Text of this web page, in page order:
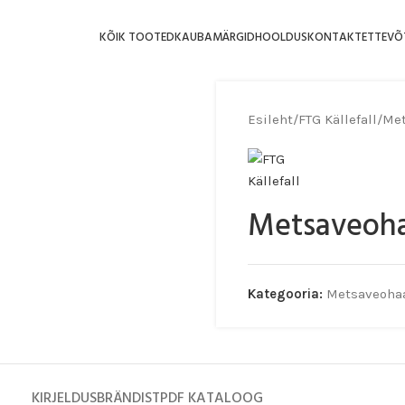
KÕIK TOOTEDKAUBAMÄRGIDHOOLDUSKONTAKT
Esileht/FTG Källefall/
Kategooria:
KIRJELDUSBRÄNDISTPDF KATALOOG